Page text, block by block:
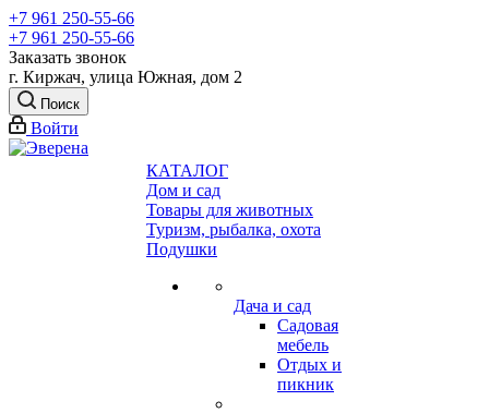
+7 961 250-55-66
+7 961 250-55-66
Заказать звонок
г. Киржач, улица Южная, дом 2
Поиск
Войти
КАТАЛОГ
Дом и сад
Товары для животных
Туризм, рыбалка, охота
Подушки
Дача и сад
Садовая
мебель
Отдых и
пикник